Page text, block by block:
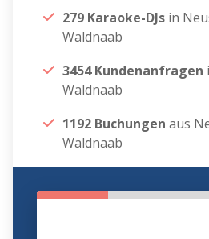
279 Karaoke-DJs in
Waldnaab
3454 Kundenanfragen
Waldnaab
1192 Buchungen aus
Waldnaab